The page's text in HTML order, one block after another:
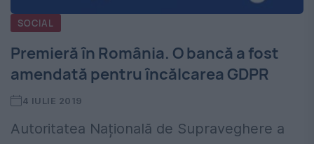
SOCIAL
Premieră în România. O bancă a fost
amendată pentru încălcarea GDPR
4 IULIE 2019
Autoritatea Națională de Supraveghere a